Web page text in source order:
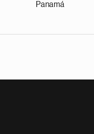
Panamá